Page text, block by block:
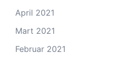
April 2021
Mart 2021
Februar 2021